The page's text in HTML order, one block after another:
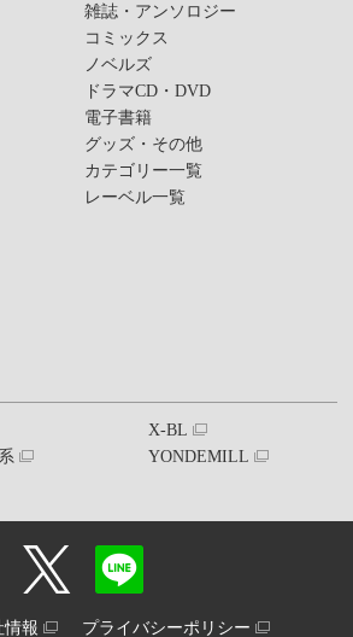
雑誌・アンソロジー
コミックス
ノベルズ
ドラマCD・DVD
電子書籍
グッズ・その他
カテゴリー一覧
レーベル一覧
X-BL
YONDEMILL
情報 プライバシーポリシー